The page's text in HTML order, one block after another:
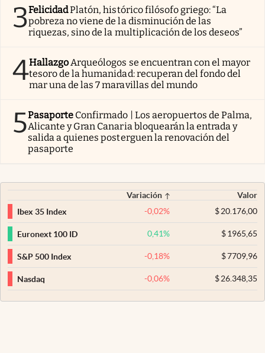
3FelicidadPlatón, histórico filósofo griego: “La
pobreza no viene de la disminución de las
riquezas, sino de la multiplicación de los deseos”
4HallazgoArqueólogos se encuentran con el mayor
tesoro de la humanidad: recuperan del fondo del
mar una de las 7 maravillas del mundo
5Pasaporte Confirmado | Los aeropuertos de Palma,
Alicante y Gran Canaria bloquearán la entrada y
salida a quienes posterguen la renovación del
pasaporte
Variación
Valor
Ibex 35 Index
-0,02% $20.176,00
Euronext 100 ID 0,41% $1965,65
S&P 500 Index -0,18% $7709,96
Nasdaq -0,06% $26.348,35